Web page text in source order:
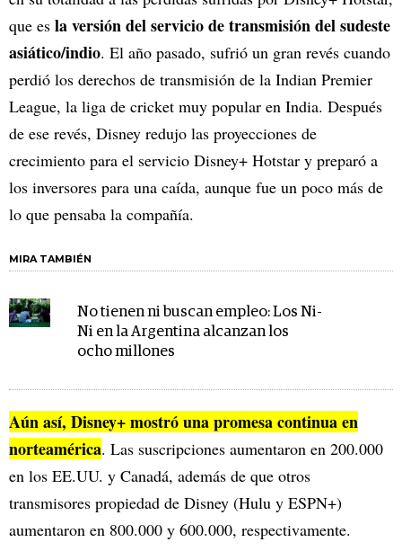
que es la versión del servicio de transmisión del sudeste
asiático/indio. El año pasado, sufrió un gran revés cuando
perdió los derechos de transmisión de la Indian Premier
League, la liga de cricket muy popular en India. Después
de ese revés, Disney redujo las proyecciones de
crecimiento para el servicio Disney+ Hotstar y preparó a
los inversores para una caída, aunque fue un poco más de
lo que pensaba la compañía.
MIRA TAMBIÉN
No tienen ni buscan empleo: Los Ni-
Ni en la Argentina alcanzan los
ocho millones
Aún así, Disney+ mostró una promesa continua en
norteamérica. Las suscripciones aumentaron en 200.000
en los EE.UU. y Canadá, además de que otros
transmisores propiedad de Disney (Hulu y ESPN+)
aumentaron en 800.000 y 600.000, respectivamente.